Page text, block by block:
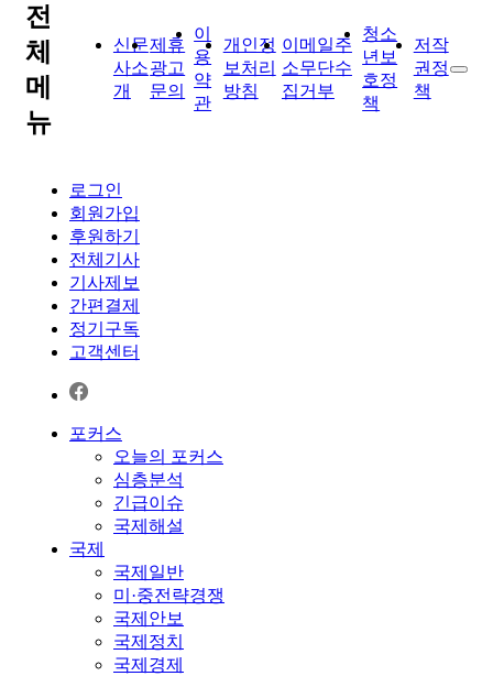
전
체
메
뉴
신문
사소
개
제휴
광고
문의
이
용
약
관
개인정
보처리
방침
이메일주
소무단수
집거부
청소
년보
호정
책
저작
권정
책
로그인
회원가입
후원하기
전체기사
기사제보
간편결제
정기구독
고객센터
포커스
오늘의 포커스
심층분석
긴급이슈
국제해설
국제
국제일반
미·중전략경쟁
국제안보
국제정치
국제경제